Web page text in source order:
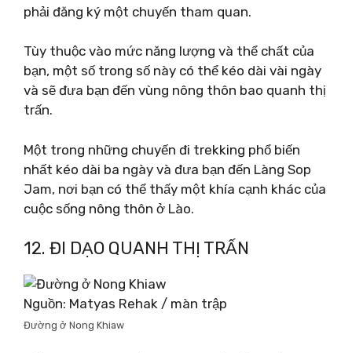
phải đăng ký một chuyến tham quan.
Tùy thuộc vào mức năng lượng và thể chất của
bạn, một số trong số này có thể kéo dài vài ngày
và sẽ đưa bạn đến vùng nông thôn bao quanh thị
trấn.
Một trong những chuyến đi trekking phổ biến
nhất kéo dài ba ngày và đưa bạn đến Làng Sop
Jam, nơi bạn có thể thấy một khía cạnh khác của
cuộc sống nông thôn ở Lào.
12. ĐI DẠO QUANH THỊ TRẤN
Nguồn: Matyas Rehak / màn trập
Đường ở Nong Khiaw